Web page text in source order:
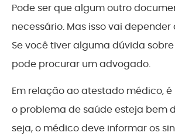
Pode ser que algum outro
necessário. Mas isso vai
Se você tiver alguma dúvida
pode procurar um advogado.
Em relação ao atestado médico,
o problema de saúde esteja bem
seja, o médico deve informar os